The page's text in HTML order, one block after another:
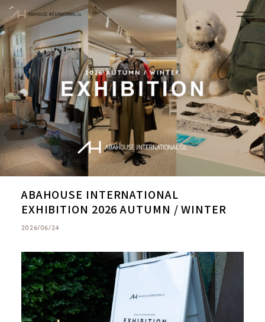
ABAHOUSE INTERNATIONAL
EXHIBITION 2026 AUTUMN / WINTER
2026/06/24